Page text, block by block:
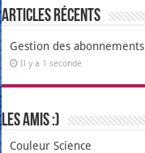
Articles récents
Gestion des abonnements
Il y a 1 seconde
Les amis :)
Couleur Science